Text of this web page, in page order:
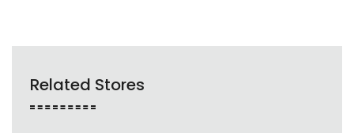
Related Stores